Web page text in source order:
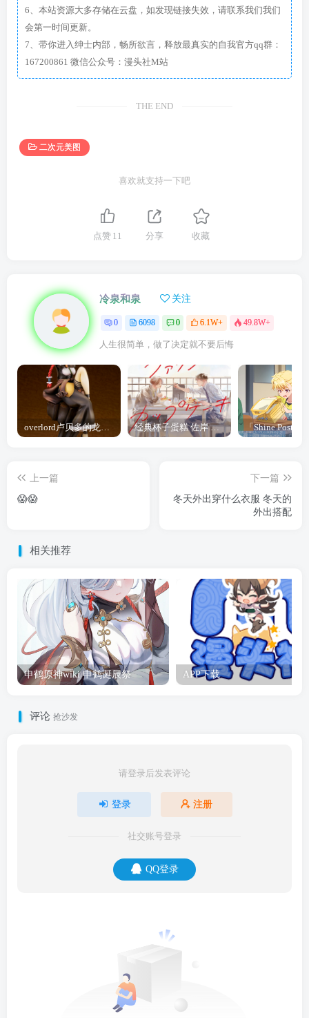
6、本站资源大多存储在云盘，如发现链接失效，请联系我们我们
会第一时间更新。
7、带你进入绅士内部，畅所欲言，释放最真实的自我官方qq群：
167200861 微信公众号：漫头社M站
THE END
二次元美图
喜欢就支持一下吧
点赞 11 分享 收藏
冷泉和泉 关注
0 6098 0 6.1W+ 49.8W+
人生很简单，做了决定就不要后悔
overlord卢贝多的龙王谁厉害 「Overlord」露普斯蕾琪娜·贝塔手办开订 经典杯子蛋糕 佐岸 漫画「经典杯子蛋糕」宣布真人日剧化
上一篇
😱😱
下一篇
冬天外出穿什么衣服 冬天的
外出搭配
相关推荐
申鹤原神wiki 申鹤诞辰祭 APP下载
评论 抢沙发
请登录后发表评论
登录 注册
社交账号登录
QQ登录